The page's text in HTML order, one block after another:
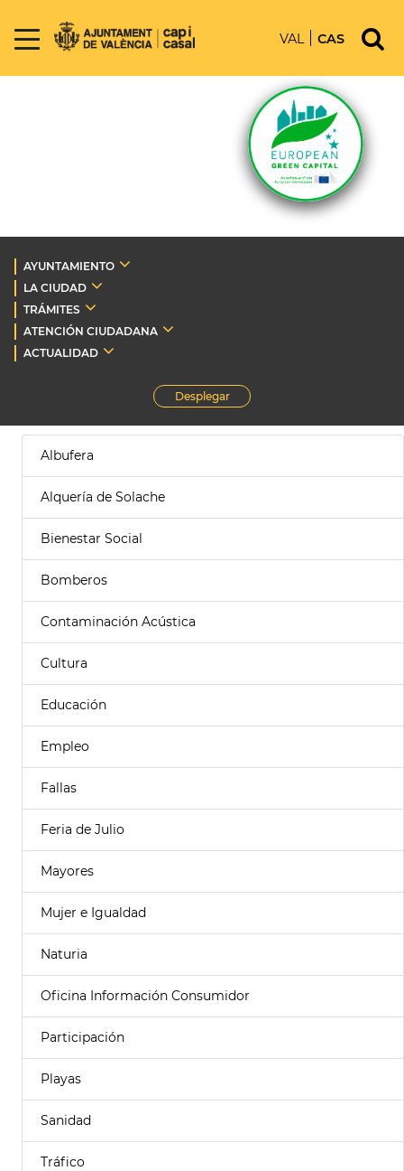
VAL CAS
AYUNTAMIENTO
LA CIUDAD
TRÁMITES
ATENCIÓN CIUDADANA
ACTUALIDAD
Desplegar
Albufera
Alquería de Solache
Bienestar Social
Bomberos
Contaminación Acústica
Cultura
Educación
Empleo
Fallas
Feria de Julio
Mayores
Mujer e Igualdad
Naturia
Oficina Información Consumidor
Participación
Playas
Sanidad
Tráfico